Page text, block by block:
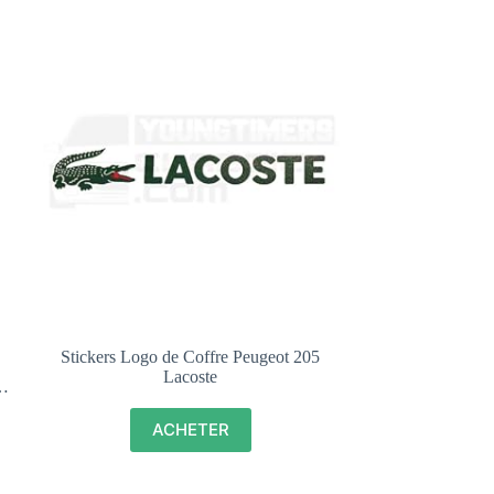
Stickers Logo de Coffre Peugeot 205
Lacoste
ACHETER